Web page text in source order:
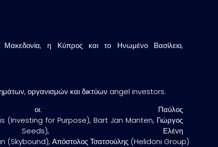
η Κύπρος και το Ηνωμένο Βασίλειο,
οργανισμών και δικτύων angel investors.
οι: Παύλος
(Investing for Purpose), Bart Jan Manten, Γιώργος
Ελένη
(Skybound), Απόστολος Τσατσούλης (Helidoni Group)